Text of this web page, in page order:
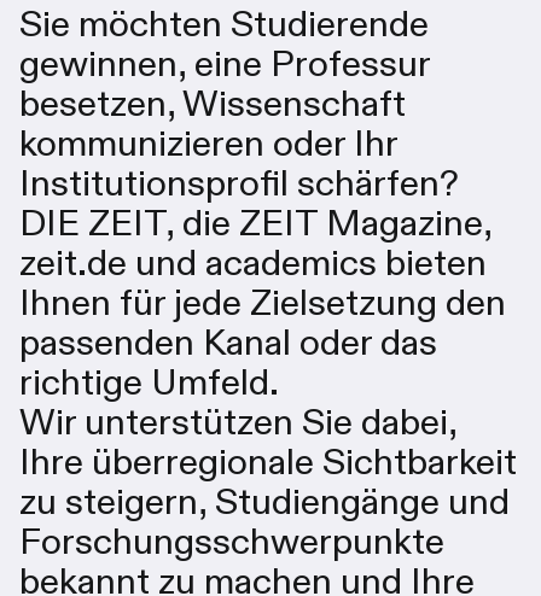
Sie möchten Studierende
gewinnen, eine Professur
besetzen, Wissenschaft
kommunizieren oder Ihr
Institutionsprofil schärfen?
DIE ZEIT, die ZEIT Magazine,
zeit.de und academics bieten
Ihnen für jede Zielsetzung den
passenden Kanal oder das
richtige Umfeld.
Wir unterstützen Sie dabei,
Ihre überregionale Sichtbarkeit
zu steigern, Studiengänge und
Forschungsschwerpunkte
bekannt zu machen und Ihre